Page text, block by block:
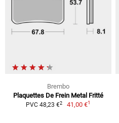
Brembo
Plaquettes De Frein Metal Fritté
PVC 48,23 €2 41,00 €1